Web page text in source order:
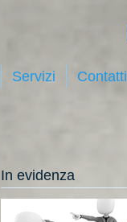
Servizi Contatti
In evidenza